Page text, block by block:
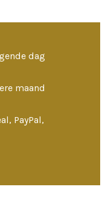
dag
maand
PayPal,